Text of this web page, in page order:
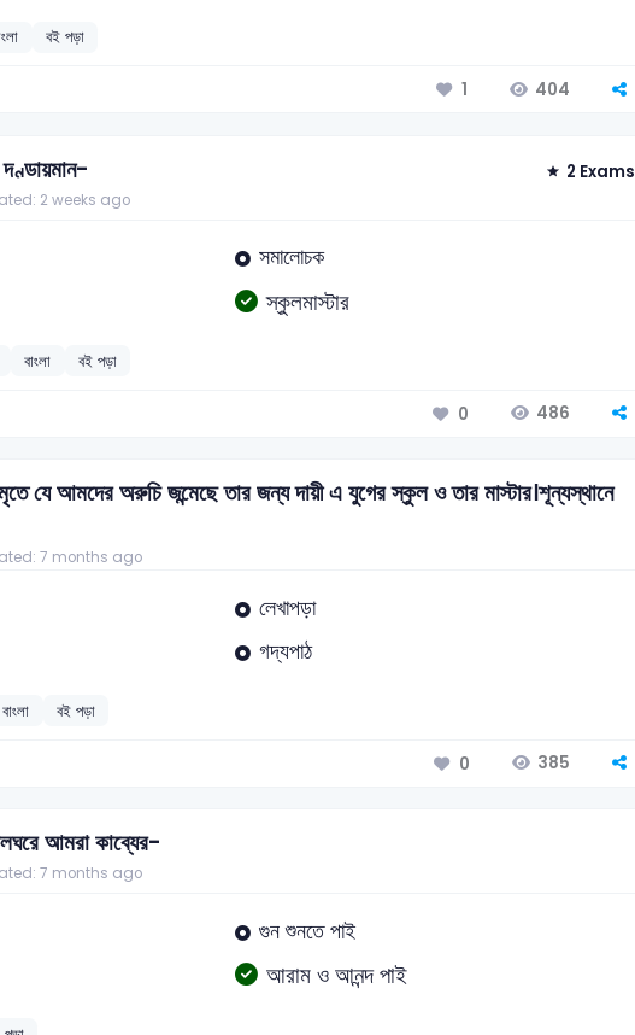
বই পড়া
1 404
2 Exams
2 weeks ago
সমালোচক
স্কুলমাস্টার
বাংলা বই পড়া
0 486
আমদের অরুচি জন্মেছে তার জন্য দায়ী এ যুগের স্কুল ও তার মাস্টার।শূন্যস্থানে
7 months ago
লেখাপড়া
গদ্যপাঠ
বাংলা বই পড়া
0 385
আমরা কাব্যের-
7 months ago
গুন শুনতে পাই
আরাম ও আনন্দ পাই